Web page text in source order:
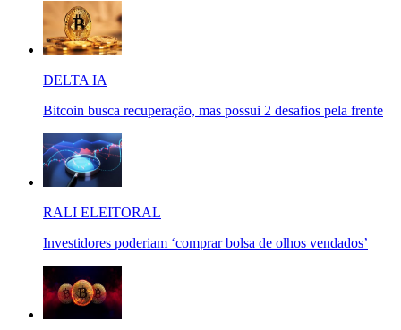
DELTA IA
Bitcoin busca recuperação, mas possui 2 desafios pela frente
RALI ELEITORAL
Investidores poderiam ‘comprar bolsa de olhos vendados’